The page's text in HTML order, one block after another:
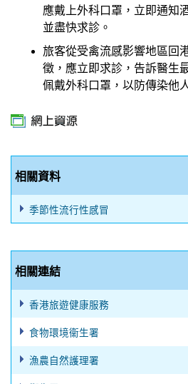
應戴上外科口罩，立即通知
並盡快求診。
旅客從受禽流感影響地區回
徵，應立即求診，告訴醫生
佩戴外科口罩，以防傳染他
相關資料
季節性流行性感冒
相關連結
香港旅遊健康服務
食物環境衞生署
漁農自然護理署